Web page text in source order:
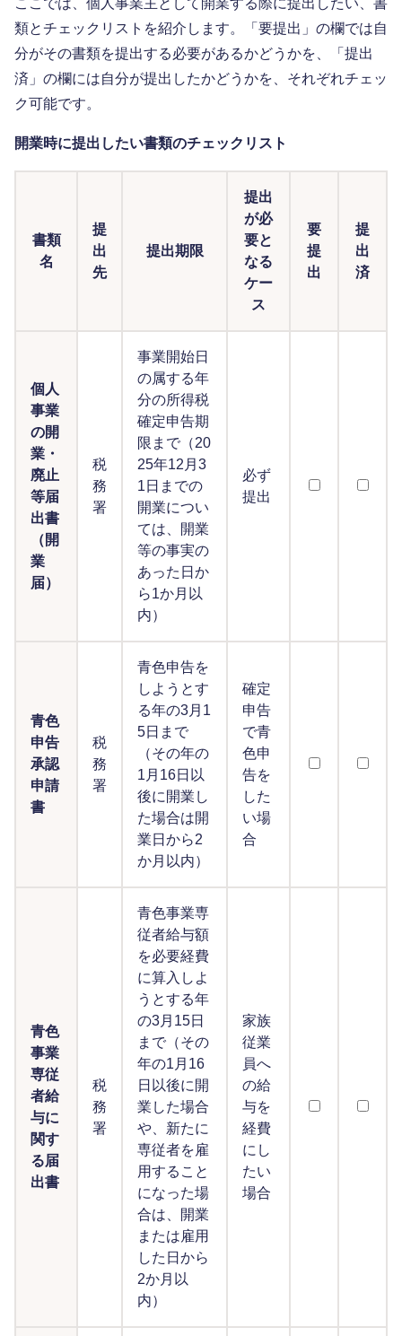
類とチェックリストを紹介します。「要提出」の欄では自
分がその書類を提出する必要があるかどうかを、「提出
済」の欄には自分が提出したかどうかを、それぞれチェッ
ク可能です。
開業時に提出したい書類のチェックリスト
書類
名
提
出
先
提出期限
提出
が必
要と
なる
ケー
ス
要
提
出
提
出
済
個人
事業
の開
業・
廃止
等届
出書
（開
業
届）
税
務
署
事業開始日
の属する年
分の所得税
確定申告期
限まで（20
25年12月3
1日までの
開業につい
ては、開業
等の事実の
あった日か
ら1か月以
内）
必ず
提出
青色
申告
承認
申請
書
税
務
署
青色申告を
しようとす
る年の3月1
5日まで
（その年の
1月16日以
後に開業し
た場合は開
業日から2
か月以内）
確定
申告
で青
色申
告を
した
い場
合
青色
事業
専従
者給
与に
関す
る届
出書
税
務
署
青色事業専
従者給与額
を必要経費
に算入しよ
うとする年
の3月15日
まで（その
年の1月16
日以後に開
業した場合
や、新たに
専従者を雇
用すること
になった場
合は、開業
または雇用
した日から
2か月以
内）
家族
従業
員へ
の給
与を
経費
にし
たい
場合